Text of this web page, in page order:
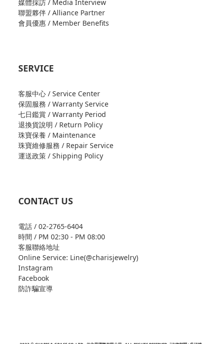
媒體採訪 / Media Interview
聯盟夥伴 / Alliance Partner
會員優惠 / Member Benefits
SERVICE
客服中心 / Service Center
保固服務 / Warranty Service
七日鑑賞 / Warranty Period
退換貨說明 / Return Policy
珠寶保養 / Maintenance
珠寶維修服務 / Repair Service
運送政策 / Shipping Policy
CONTACT US
電話 / 02-2765-6404
時間 / PM 02:30 - PM 08:00
客服聯絡地址
Online Service: Line(@charisjewelry)
Instagram
Facebook
防詐騙宣導